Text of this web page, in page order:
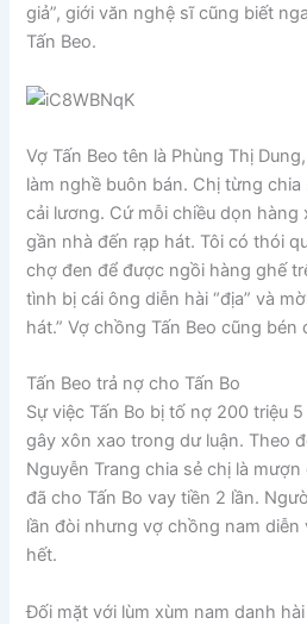
giả”, giới văn nghệ sĩ cũng biết
Tấn Beo.
Vợ Tấn Beo tên là Phùng Thị
làm nghề buôn bán. Chị từng chia
cải lương. Cứ mỗi chiều dọn hàng
gần nhà đến rạp hát. Tôi có thói
chợ đen để được ngồi hàng ghế
tình bị cái ông diễn hài “địa” và
hát.” Vợ chồng Tấn Beo cũng
Tấn Beo trả nợ cho Tấn Bo
Sự việc Tấn Bo bị tố nợ 200 triệu
gây xôn xao trong dư luận. Theo
Nguyễn Trang chia sẻ chị là
đã cho Tấn Bo vay tiền 2 lần.
lần đòi nhưng vợ chồng nam diễn
hết.
Đối mặt với lùm xùm nam danh